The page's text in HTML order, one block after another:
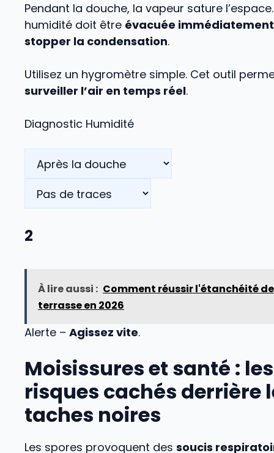
Pendant la douche, la vapeur sature
humidité doit être évacuée
stopper la condensation.
Utilisez un hygromètre simple. Cet outil
surveiller l’air en temps réel.
Diagnostic Humidité
2
À lire aussi : Comment réussir l'étanchéité
terrasse en 2026
Alerte – Agissez vite.
Moisissures et santé : les
risques cachés derrière
taches noires
Les spores provoquent des soucis